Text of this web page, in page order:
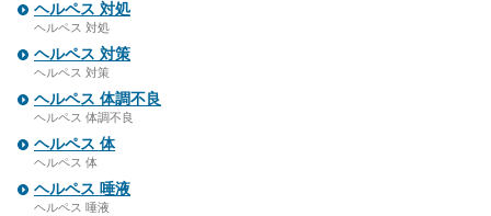
ヘルペス 対処
ヘルペス 対処
ヘルペス 対策
ヘルペス 対策
ヘルペス 体調不良
ヘルペス 体調不良
ヘルペス 体
ヘルペス 体
ヘルペス 唾液
ヘルペス 唾液